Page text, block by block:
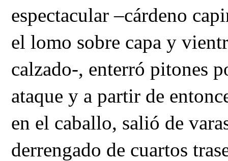
espectacular –cárdeno
el lomo sobre capa y
calzado-, enterró pitones
ataque y a partir de
en el caballo, salió de
derrengado de cuartos